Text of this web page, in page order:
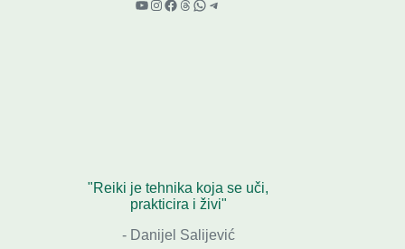
YouTube
Instagram
Facebook
Threads
WhatsApp
Telegram
"Reiki je tehnika koja se uči,
prakticira i živi"
- Danijel Salijević